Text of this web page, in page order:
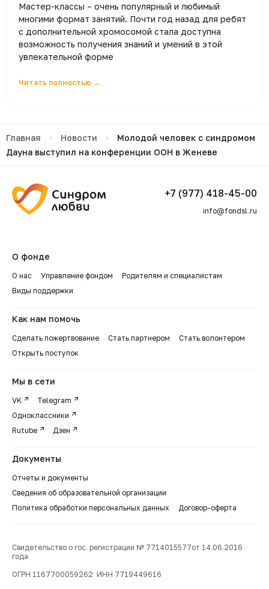
Мастер-классы – очень популярный и любимый
многими формат занятий. Почти год назад для ребят
с дополнительной хромосомой стала доступна
возможность получения знаний и умений в этой
увлекательной форме
Читать полностью →
Главная › Новости ›
Молодой человек с синдромом
Дауна выступил на конференции ООН в Женеве
+7 (977) 418-45-00
info@fondsl.ru
О фонде
О нас Управление фондом
Родителям и специалистам
Виды поддержки
Как нам помочь
Сделать пожертвование Стать партнером
Стать волонтером
Открыть поступок
Мы в сети
VK
Telegram
Одноклассники
Rutube
Дзен
Документы
Отчеты и документы
Сведения об образовательной организации
Политика обработки персональных данных
Договор-оферта
Свидетельство о гос. регистрации № 7714015577от 14.06.2016
года
ОГРН 1167700059262 ИНН 7719449616